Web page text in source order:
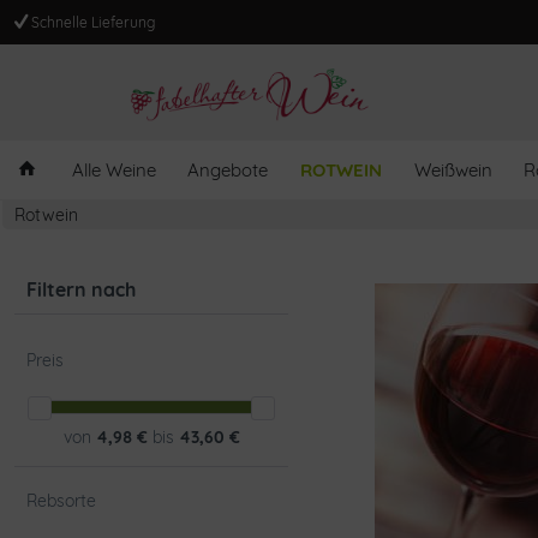
Schnelle Lieferung
Alle Weine Angebote ROTWEIN Weißwein
Rotwein
Filtern nach
Preis
von 4,98 € bis 43,60 €
Rebsorte